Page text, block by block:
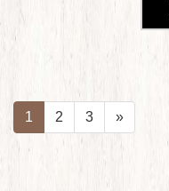
1 2 3 »